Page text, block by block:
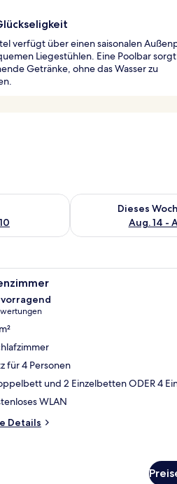
verfügt über einen saisonalen
Liegestühlen. Eine Poolbar
Getränke, ohne das Wasser zu
für morgen, Aug. 9 - Aug. 10.
Dieses
Aug. 14 -
Überprüfe die
und Bäume. Ein
10
für 4 Personen
und 2 Einzelbetten ODER 4
WLAN
Details